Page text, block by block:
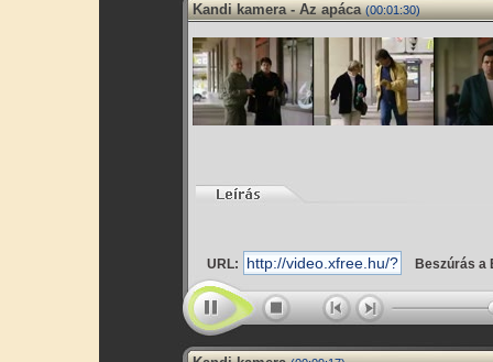
Kandi kamera - Az apáca (00:01:30)
URL: Beszúrás a